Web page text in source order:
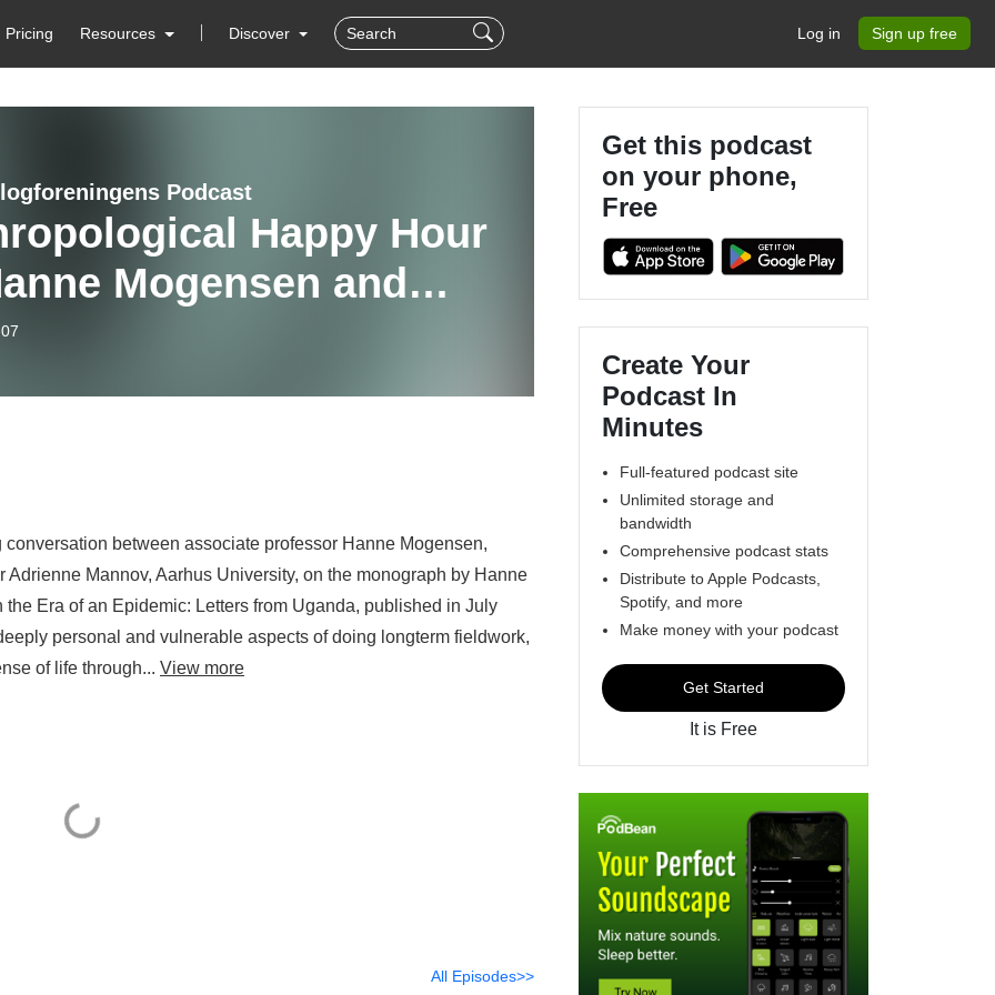
Pricing Resources Discover Log in Sign up free
Podcast
Happy Hour
Mogensen and
Mannov
between associate professor Hanne Mogensen,
Mannov, Aarhus University, on the monograph by Hanne
Era of an Epidemic: Letters from Uganda, published in July
personal and vulnerable aspects of doing longterm fieldwork,
of life through... View more
All Episodes>>
Get this podcast
on your phone,
Free
Create Your
Podcast In
Minutes
Full-featured podcast site
Unlimited storage and
bandwidth
Comprehensive podcast stats
Distribute to Apple Podcasts,
Spotify, and more
Make money with your podcast
Get Started
It is Free